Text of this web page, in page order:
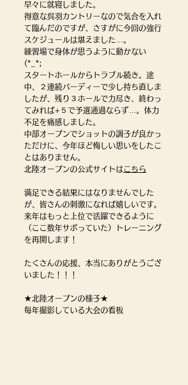
早々に就寝しました。
得意な呉羽カントリーなので気合を入れ
て臨んだのですが、さすがに今回の強行
スケジュールは堪えました…。
練習場で身体が思うように動かない
(*_*;
スタートホールからトラブル続き。途
中、２連続バーディーで少し持ち直しま
したが、残り３ホールで力尽き、終わっ
てみれば+５で予選通過ならず…。体力
不足を痛感しました。
中部オープンでショットの調子が良かっ
ただけに、今年ほど悔しい思いをしたこ
とはありません。
北陸オープンの公式サイトはこちら
満足できる結果にはなりませんでした
が、皆さんの刺激になれば嬉しいです。
来年はもっと上位で活躍できるように
（ここ数年サボっていた）トレーニング
を再開します！
たくさんの応援、本当にありがとうござ
いました！！！
★北陸オープンの様子★
毎年撮影している大会の看板